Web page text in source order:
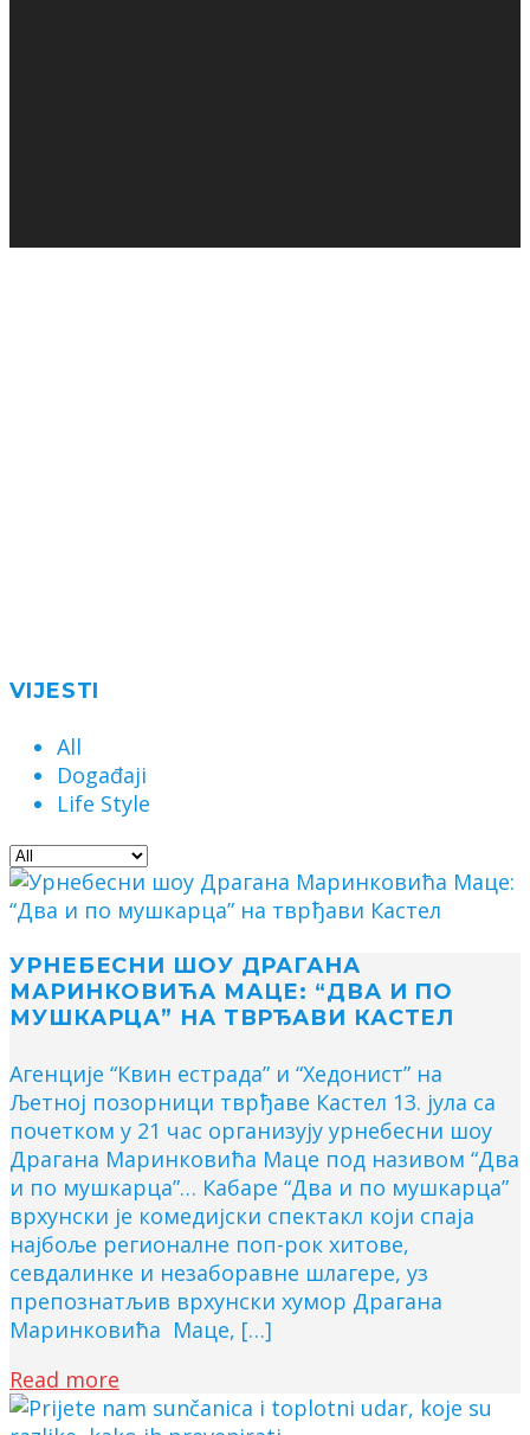
VIJESTI
All
Događaji
Life Style
УРНЕБЕСНИ ШОУ ДРАГАНА
МАРИНКОВИЋА МАЦЕ: “ДВА И ПО
МУШКАРЦА” НА ТВРЂАВИ КАСТЕЛ
Агенције “Квин естрада” и “Хедонист” на
Љетној позорници тврђаве Кастел 13. јула са
почетком у 21 час организују урнебесни шоу
Драгана Маринковића Маце под називом “Два
и по мушкарца”… Кабаре “Два и по мушкарца”
врхунски је комедијски спектакл који спаја
најбоље регионалне поп-рок хитове,
севдалинке и незаборавне шлагере, уз
препознатљив врхунски хумор Драгана
Маринковића Маце, […]
Read more